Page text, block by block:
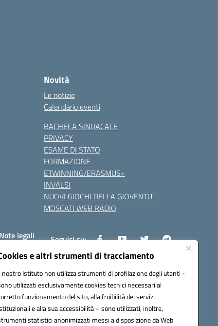
e altri strumenti di tracciamento
nostro Istituto non utilizza strumenti di profilazione degli utenti -
utilizzati esclusivamente cookies tecnici necessari al
funzionamento del sito, alla fruibilità dei servizi
e alla sua accessibilità – sono utilizzati, inoltre,
statistici anonimizzati messi a disposizione da Web
Novità
Le notizie
Calendario eventi
BACHECA SINDACALE
PRIVACY
ESAME DI STATO
FORMAZIONE
ETWINNING/ERASMUS+
INVALSI
NUOVI GIOCHI DELLA GIOVENTU’
MOSCATI WEB RADIO
Note legali Seguici su: